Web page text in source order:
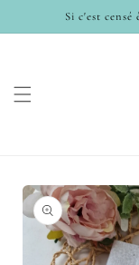
passer
au
Si c'est
Passer aux
informations
produits